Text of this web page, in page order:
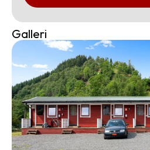
Galleri